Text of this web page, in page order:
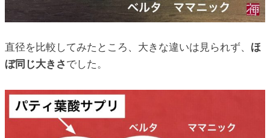
直径を比較してみたところ、大きな違いは見られず、 ほ
ぼ同じ大きさ でした。